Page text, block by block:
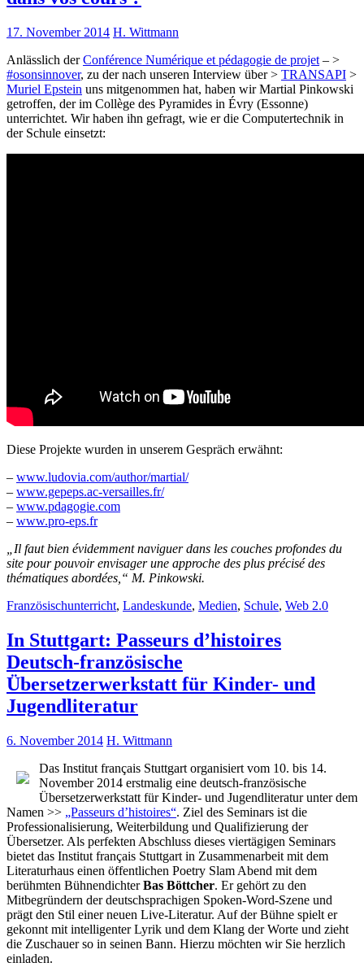
17. November 2014 H. Wittmann
Anlässlich derConférence Numérique et pédagogie de projet – >
#osonsinnover, zu der nach unseren Interview über > TRANSAPI >
Muriel Epstein uns mitgenommen hat, haben wir Martial Pinkowski
getroffen, der im Collège des Pyramides in Évry (Essonne)
unterrichtet. Wir haben ihn gefragt, wie er die Computertechnik in
der Schule einsetzt:
Diese Projekte wurden in unserem Gespräch erwähnt:
– www.ludovia.com/author/martial/
– www.gepeps.ac-versailles.fr/
– www.pdagogie.com
– www.pro-eps.fr
„Il faut bien évidemment naviguer dans les couches profondes du
site pour pouvoir envisager une approche des plus précisé des
thématiques abordées,“ M. Pinkowski.
Französischunterricht, Landeskunde, Medien, Schule, Web 2.0
In Stuttgart: Passeurs d’histoires
Deutsch-französische
Übersetzerwerkstatt für Kinder- und
Jugendliteratur
6. November 2014 H. Wittmann
Das Institut français Stuttgart organisiert vom 10. bis 14.
November 2014 erstmalig eine deutsch-französische
Übersetzerwerkstatt für Kinder- und Jugendliteratur unter dem
Namen >> „Passeurs d’histoires“. Ziel des Seminars ist die
Professionalisierung, Weiterbildung und Qualifizierung der
Übersetzer. Als perfekten Abschluss dieses viertägigen Seminars
bietet das Institut français Stuttgart in Zusammenarbeit mit dem
Literaturhaus einen öffentlichen Poetry Slam Abend mit dem
berühmten BühnendichterBas Böttcher. Er gehört zu den
Mitbegründern der deutschsprachigen Spoken-Word-Szene und
prägt den Stil einer neuen Live-Literatur. Auf der Bühne spielt er
gekonnt mit intelligenter Lyrik und dem Klang der Worte und zieht
die Zuschauer so in seinen Bann. Hierzu möchten wir Sie herzlich
einladen.